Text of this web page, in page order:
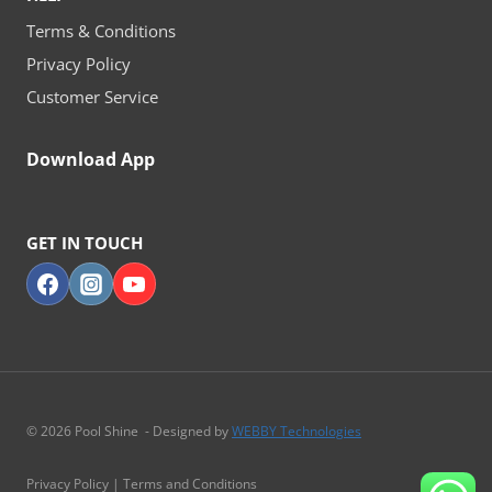
Terms & Conditions
Privacy Policy
Customer Service
Download App
GET IN TOUCH
© 2026 Pool Shine - Designed byWEBBY Technologies
Privacy Policy | Terms and Conditions